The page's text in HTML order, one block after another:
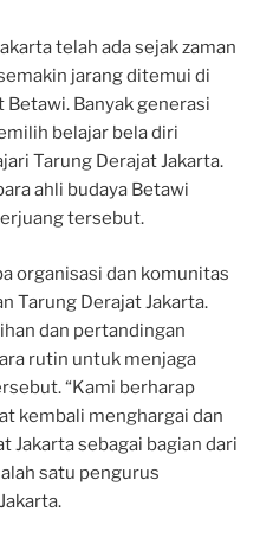
telah ada sejak zaman
jarang ditemui di
Banyak generasi
belajar bela diri
Tarung Derajat Jakarta.
ahli budaya Betawi
tersebut.
organisasi dan komunitas
Tarung Derajat Jakarta.
dan pertandingan
rutin untuk menjaga
“Kami berharap
kembali menghargai dan
Jakarta sebagai bagian dari
satu pengurus